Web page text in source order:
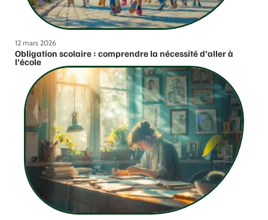
12 mars 2026
Obligation scolaire : comprendre la nécessité d’aller à
l’école